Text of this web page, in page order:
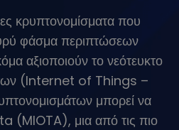
κρυπτονομισμάτων
σας
κρυπτονομίσματα που
φάσμα περιπτώσεων
αξιοποιούν το νεότευκτο
(Internet of Things –
μπορεί να
(MIOTA), μια από τις πιο